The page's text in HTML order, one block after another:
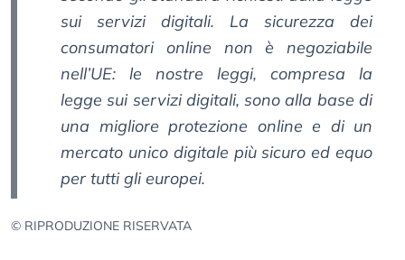
sui servizi digitali. La sicurezza dei
consumatori online non è negoziabile
nell’UE: le nostre leggi, compresa la
legge sui servizi digitali, sono alla base di
una migliore protezione online e di un
mercato unico digitale più sicuro ed equo
per tutti gli europei.
© RIPRODUZIONE RISERVATA